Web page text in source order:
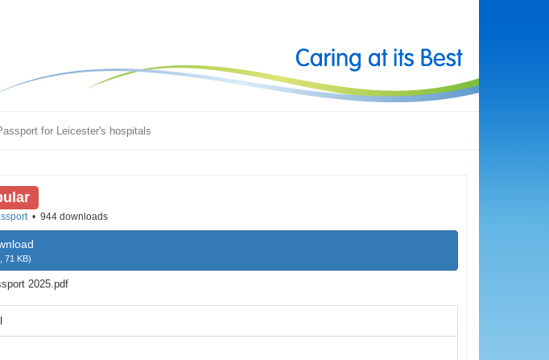
for Leicester's hospitals
944 downloads
71 KB)
2025.pdf